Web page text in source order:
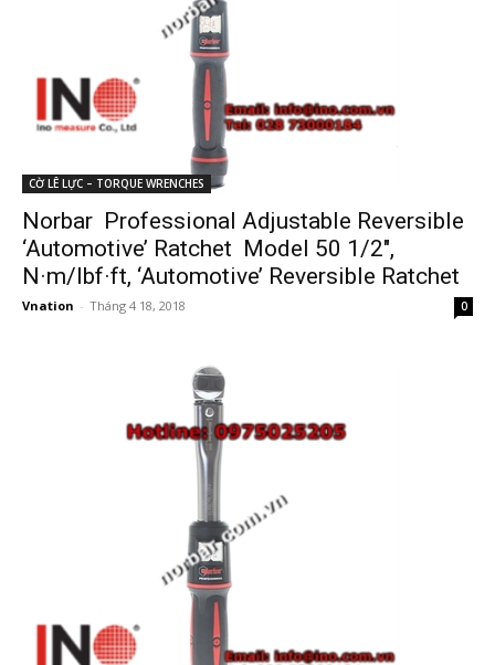
CỜ LÊ LỰC – TORQUE WRENCHES
Norbar Professional Adjustable Reversible
‘Automotive’ Ratchet Model 50 1/2″,
N·m/lbf·ft, ‘Automotive’ Reversible Ratchet
Vnation - Tháng 4 18, 2018 0